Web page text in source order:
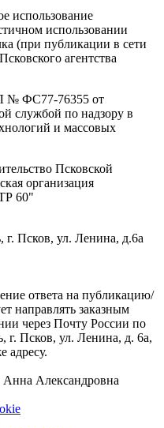
использование
использовании
(при публикации в сети
агентства
№ ФС77-76355 от
службой по надзору в
и массовых
Псковской
организация
60"
г. Псков, ул. Ленина, д.6а
ответа на публикацию/
направлять заказным
через Почту России по
г. Псков, ул. Ленина, д. 6а,
адресу.
Александровна